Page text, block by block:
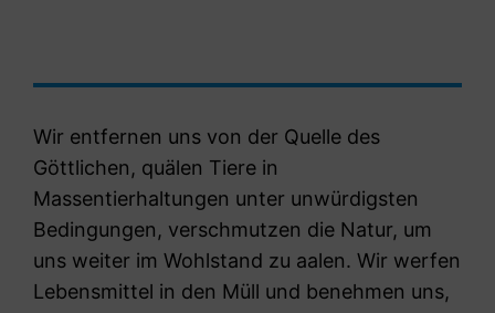
Wir entfernen uns von der Quelle des
Göttlichen, quälen Tiere in
Massentierhaltungen unter unwürdigsten
Bedingungen, verschmutzen die Natur, um
uns weiter im Wohlstand zu aalen. Wir werfen
Lebensmittel in den Müll und benehmen uns,